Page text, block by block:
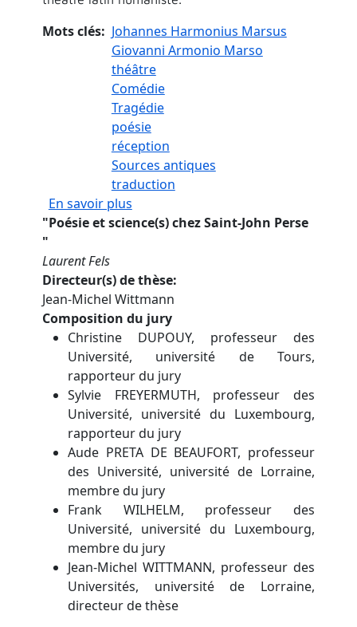
Mots clés
Johannes Harmonius Marsus
Giovanni Armonio Marso
théâtre
Comédie
Tragédie
poésie
réception
Sources antiques
traduction
En savoir plussur Le théâtre de Giovanni
"Poésie et science(s) chez Saint-John Perse
"
Laurent Fels
Directeur(s) de thèse
Jean-Michel Wittmann
Composition du jury
Christine DUPOUY, professeur des
Université, université de Tours,
rapporteur du jury
Sylvie FREYERMUTH, professeur des
Université, université du Luxembourg,
rapporteur du jury
Aude PRETA DE BEAUFORT, professeur
des Université, université de Lorraine,
membre du jury
Frank WILHELM, professeur des
Université, université du Luxembourg,
membre du jury
Jean-Michel WITTMANN, professeur des
Universités, université de Lorraine,
directeur de thèse